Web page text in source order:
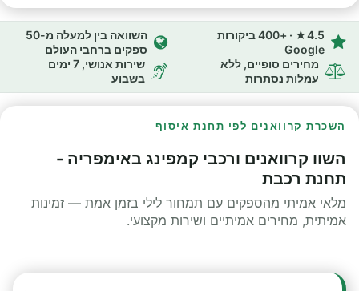
4.5★ · +400 ביקורות
Google
השוואה בין למעלה מ-50
ספקים ברחבי העולם
מחירים סופיים, ללא
עמלות נסתרות
שירות אנושי, 7 ימים
בשבוע
השכרת קרוואנים לפי תחנת איסוף
השוו קרוואנים ורכבי קמפינג באימפריה -
תחנת רכבת
מלאי אמיתי מהספקים עם תמחור לילי בזמן אמת — זמינות
אמיתית, מחירים אמיתיים ושירות מקצועי.